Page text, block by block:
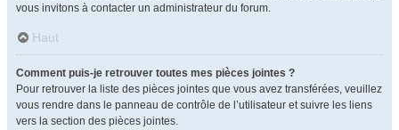
vous invitons à contacter un administrateur du forum.
Haut
Comment puis-je retrouver toutes mes pièces jointes ?
Pour retrouver la liste des pièces jointes que vous avez transférées, veuillez
vous rendre dans le panneau de contrôle de l’utilisateur et suivre les liens
vers la section des pièces jointes.